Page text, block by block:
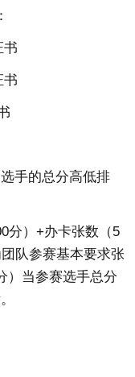
书
书
手的总分高低排
分）+办卡张数（5
队参赛基本要求张
）当参赛选手总分